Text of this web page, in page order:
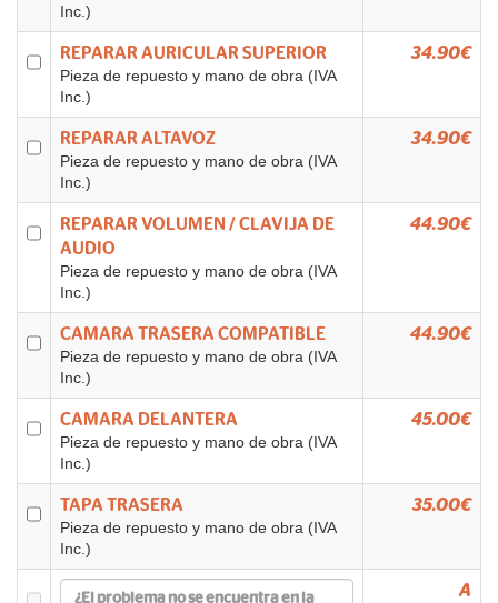
Inc.)
REPARAR AURICULAR SUPERIOR
Pieza de repuesto y mano de obra (IVA
Inc.)
34.90€
REPARAR ALTAVOZ
Pieza de repuesto y mano de obra (IVA
Inc.)
34.90€
REPARAR VOLUMEN / CLAVIJA DE
AUDIO
Pieza de repuesto y mano de obra (IVA
Inc.)
44.90€
CAMARA TRASERA COMPATIBLE
Pieza de repuesto y mano de obra (IVA
Inc.)
44.90€
CAMARA DELANTERA
Pieza de repuesto y mano de obra (IVA
Inc.)
45.00€
TAPA TRASERA
Pieza de repuesto y mano de obra (IVA
Inc.)
35.00€
A